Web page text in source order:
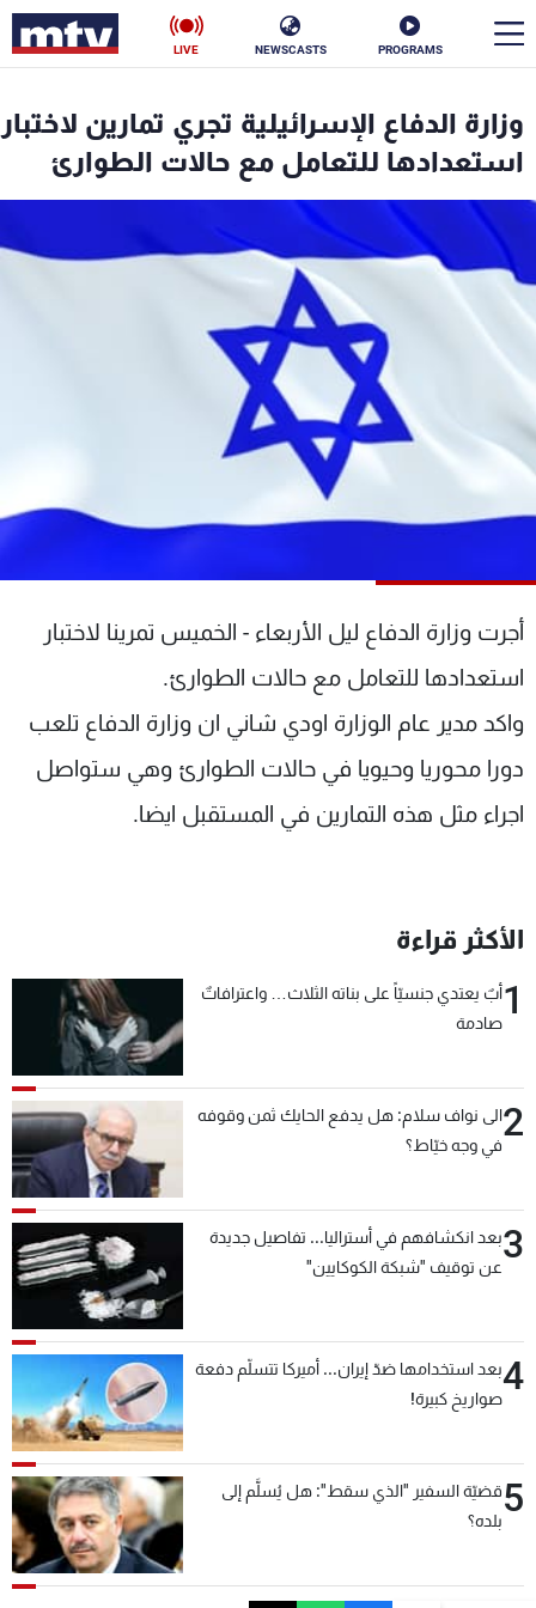
PROGRAMS
NEWSCASTS
LIVE
وزارة الدفاع الإسرائيلية تجري تمارين لاختبار
استعدادها للتعامل مع حالات الطوارئ
أجرت وزارة الدفاع ليل الأربعاء - الخميس تمرينا لاختبار
استعدادها للتعامل مع حالات الطوارئ.
واكد مدير عام الوزارة اودي شاني ان وزارة الدفاع تلعب
دورا محوريا وحيويا في حالات الطوارئ وهي ستواصل
اجراء مثل هذه التمارين في المستقبل ايضا.
الأكثر قراءة
1أبٌ يعتدي جنسيّاً على بناته الثلاث… واعترافاتٌ
صادمة
2الى نواف سلام: هل يدفع الحايك ثمن وقوفه
في وجه خيّاط؟
3بعد انكشافهم في أستراليا... تفاصيل جديدة
عن توقيف "شبكة الكوكايين"
4بعد استخدامها ضدّ إيران... أميركا تتسلّم دفعة
صواريخ كبيرة!
5قضيّة السفير "الذي سقط": هل يُسلَّم إلى
بلده؟
الأخبار
سياسة
إقتصاد
منوعات رياضة
جدول البرامج
عن MTV
لاعلاناتكم
وظائف
شروط الإسـتخدام